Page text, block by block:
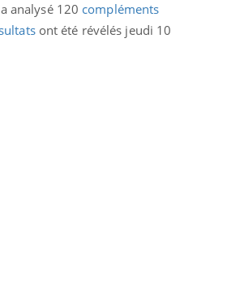
analysé 120 compléments
ont été révélés jeudi 10